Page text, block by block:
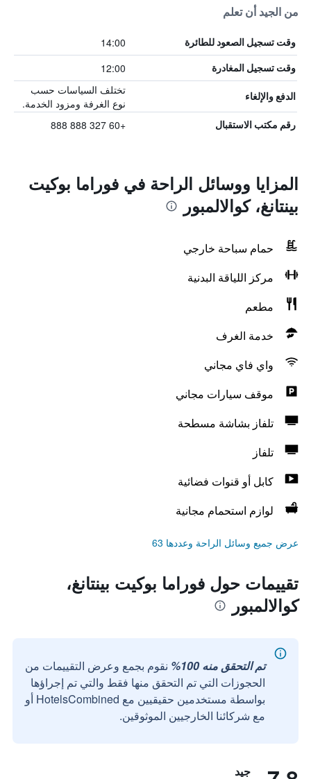
من الجيد أن تعلم
وقت تسجيل الصعود للطائرة 14:00
وقت تسجيل المغادرة 12:00
الدفع والإلغاء
تختلف السياسات حسب
نوع الغرفة ومزود الخدمة.
رقم مكتب الاستقبال +60 327 888 888
المزايا ووسائل الراحة في فوراما بوكيت
بينتانغ، كوالالمبور
حمام سباحة خارجي
مركز اللياقة البدنية
مطعم
خدمة الغرف
واي فاي مجاني
موقف سيارات مجاني
تلفاز بشاشة مسطحة
تلفاز
كابل أو قنوات فضائية
لوازم استحمام مجانية
عرض جميع وسائل الراحة وعددها 63
تقييمات حول فوراما بوكيت بينتانغ،
كوالالمبور
تم التحقق منه 100%
نقوم بجمع وعرض التقييمات من
الحجوزات التي تم التحقق منها فقط والتي تم إجراؤها
بواسطة مستخدمين حقيقيين مع HotelsCombined أو
مع شركائنا الخارجيين الموثوقين.
جيد